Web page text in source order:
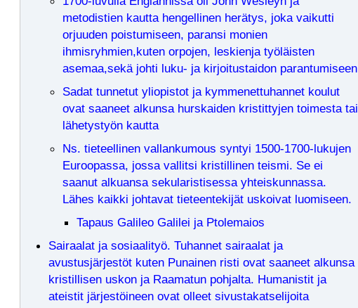
metodistien kautta hengellinen herätys, joka vaikutti
orjuuden poistumiseen, paransi monien
ihmisryhmien,kuten orpojen, leskienja työläisten
asemaa,sekä johti luku- ja kirjoitustaidon parantumiseen
Sadat tunnetut yliopistot ja kymmenettuhannet koulut
ovat saaneet alkunsa hurskaiden kristittyjen toimesta tai
lähetystyön kautta
Ns. tieteellinen vallankumous syntyi 1500-1700-lukujen
Euroopassa, jossa vallitsi kristillinen teismi. Se ei
saanut alkuansa sekularistisessa yhteiskunnassa.
Lähes kaikki johtavat tieteentekijät uskoivat luomiseen.
Tapaus Galileo Galilei ja Ptolemaios
Sairaalat ja sosiaalityö. Tuhannet sairaalat ja
avustusjärjestöt kuten Punainen risti ovat saaneet alkunsa
kristillisen uskon ja Raamatun pohjalta. Humanistit ja
ateistit järjestöineen ovat olleet sivustakatselijoita